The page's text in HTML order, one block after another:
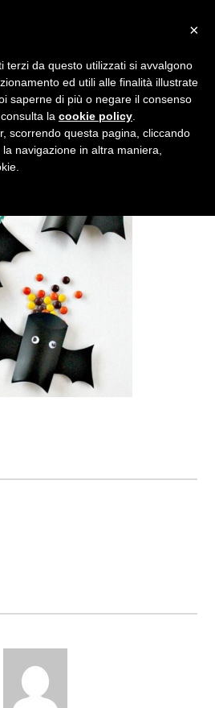
×
terzi da questo utilizzati si avvalgono
ed utili alle finalità illustrate
saperne di più o negare il consenso
la cookie policy
scorrendo questa pagina, cliccando
navigazione in altra maniera,